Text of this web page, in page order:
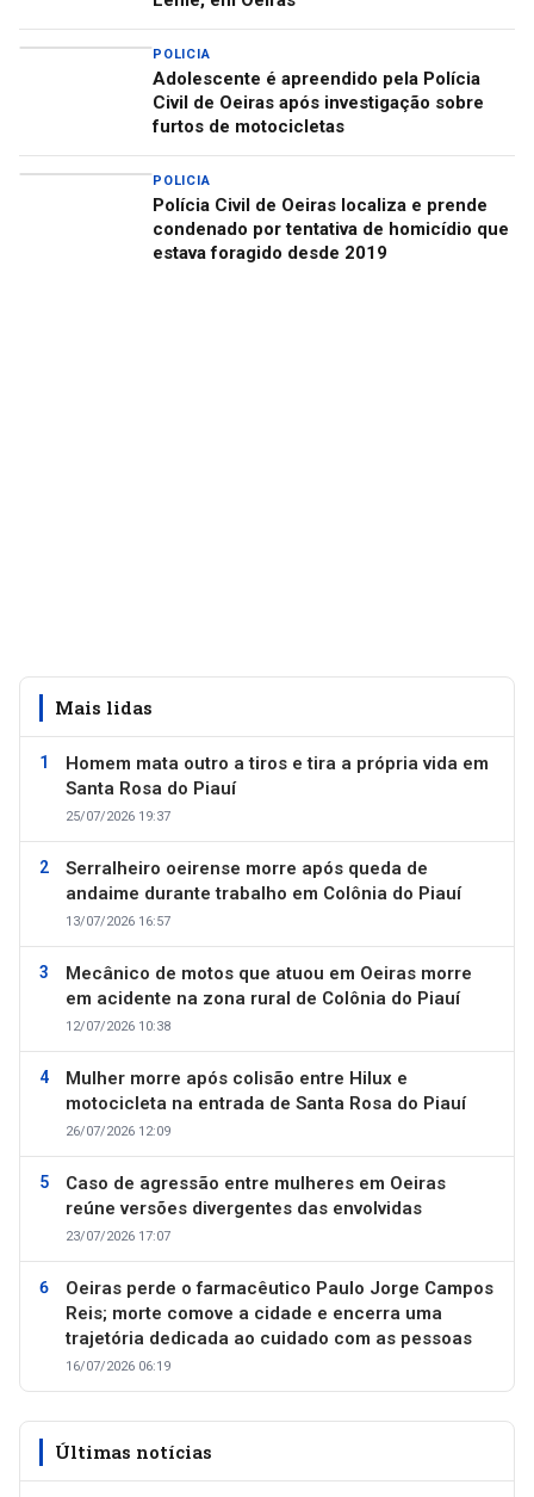
POLICIA
Adolescente é apreendido pela Polícia
Civil de Oeiras após investigação sobre
furtos de motocicletas
POLICIA
Polícia Civil de Oeiras localiza e prende
condenado por tentativa de homicídio que
estava foragido desde 2019
Mais lidas
Homem mata outro a tiros e tira a própria vida em
Santa Rosa do Piauí
25/07/2026 19:37
Serralheiro oeirense morre após queda de
andaime durante trabalho em Colônia do Piauí
13/07/2026 16:57
Mecânico de motos que atuou em Oeiras morre
em acidente na zona rural de Colônia do Piauí
12/07/2026 10:38
Mulher morre após colisão entre Hilux e
motocicleta na entrada de Santa Rosa do Piauí
26/07/2026 12:09
Caso de agressão entre mulheres em Oeiras
reúne versões divergentes das envolvidas
23/07/2026 17:07
Oeiras perde o farmacêutico Paulo Jorge Campos
Reis; morte comove a cidade e encerra uma
trajetória dedicada ao cuidado com as pessoas
16/07/2026 06:19
Últimas notícias